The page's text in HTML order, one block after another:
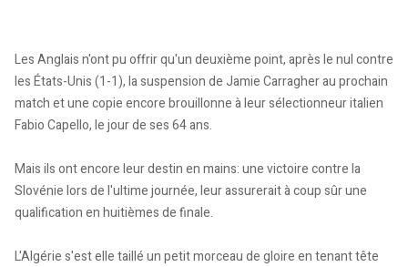
Les Anglais n'ont pu offrir qu'un deuxième point, après le nul contre
les États-Unis (1-1), la suspension de Jamie Carragher au prochain
match et une copie encore brouillonne à leur sélectionneur italien
Fabio Capello, le jour de ses 64 ans.
Mais ils ont encore leur destin en mains: une victoire contre la
Slovénie lors de l'ultime journée, leur assurerait à coup sûr une
qualification en huitièmes de finale.
L'Algérie s'est elle taillé un petit morceau de gloire en tenant tête